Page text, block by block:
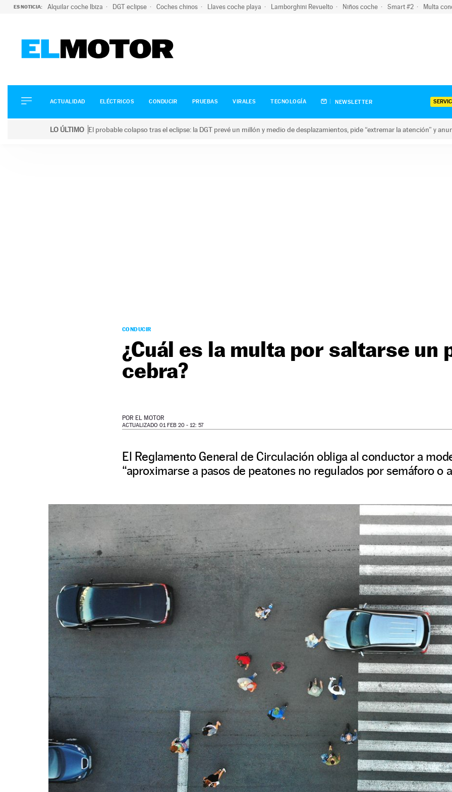
ES NOTICIA: Alquilar coche Ibiza DGT eclipse Coches chinos Llaves coche playa Lamborghini Revuelto Niños coche Smart #2 Multa
ELÉCTRICOS
CONDUCIR
ACTUALIDAD ELÉCTRICOS CONDUCIR PRUEBAS VIRALES TECNOLOGÍA NEWSLETTER
LO ÚLTIMO El probable colapso tras el eclipse: la DGT prevé un millón y medio de desplazamientos, pide “extremar la atención” y
CONDUCIR
¿Cuál es la multa por saltarse un
cebra?
POR EL MOTOR
ACTUALIZADO 01 FEB 20 - 12: 57
El Reglamento General de Circulación obliga al conductor a
“aproximarse a pasos de peatones no regulados por semáforo o